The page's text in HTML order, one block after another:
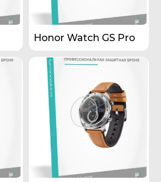
Honor Watch GS Pro